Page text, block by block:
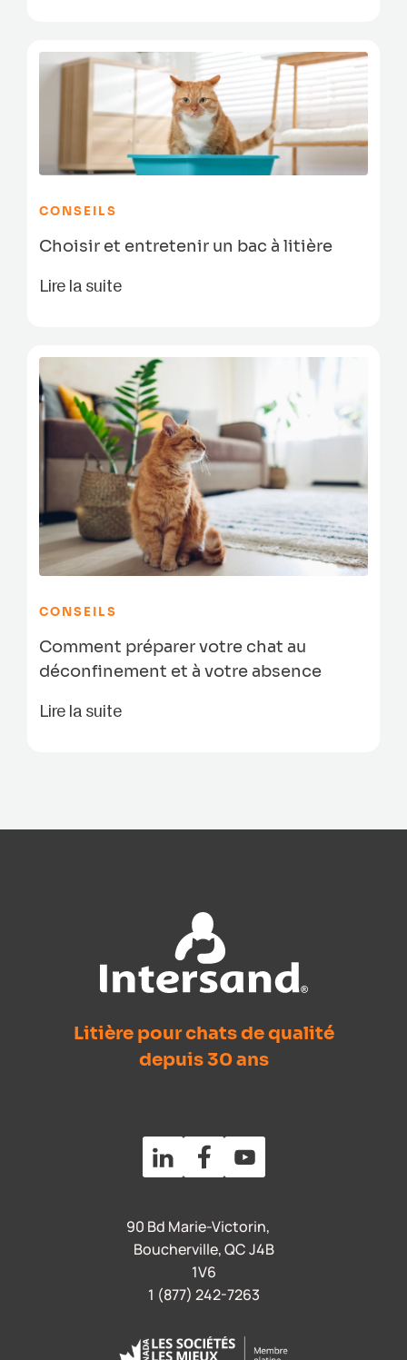
CONSEILS
Choisir et entretenir un bac à litière
Lire la suite
CONSEILS
Comment préparer votre chat au
déconfinement et à votre absence
Lire la suite
Litière pour chats de qualité
depuis 30 ans
90 Bd Marie-Victorin,
Boucherville, QC J4B
1V6
1 (877) 242-7263